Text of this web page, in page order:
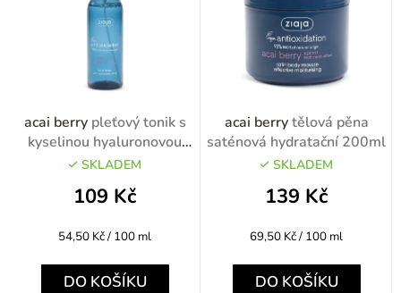
acai berry pleťový tonik s
kyselinou hyaluronovou
200ml
SKLADEM
109 Kč
Měrná
54,50 Kč / 100 ml
DO KOŠÍKU
acai berrytělová pěna
saténová hydratační 200ml
SKLADEM
139 Kč
Měrná
69,50 Kč / 100 ml
DO KOŠÍKU